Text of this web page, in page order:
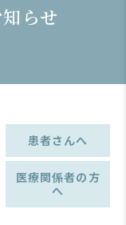
らせ
患者さんへ
医療関係者の方
へ